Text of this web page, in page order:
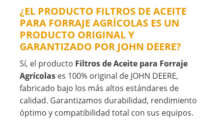
¿EL PRODUCTO FILTROS DE ACEITE
PARA FORRAJE AGRÍCOLAS ES UN
PRODUCTO ORIGINAL Y
GARANTIZADO POR JOHN DEERE?
Sí, el producto Filtros de Aceite para Forraje
Agrícolas es 100% original de JOHN DEERE,
fabricado bajo los más altos estándares de
calidad. Garantizamos durabilidad, rendimiento
óptimo y compatibilidad total con sus equipos.